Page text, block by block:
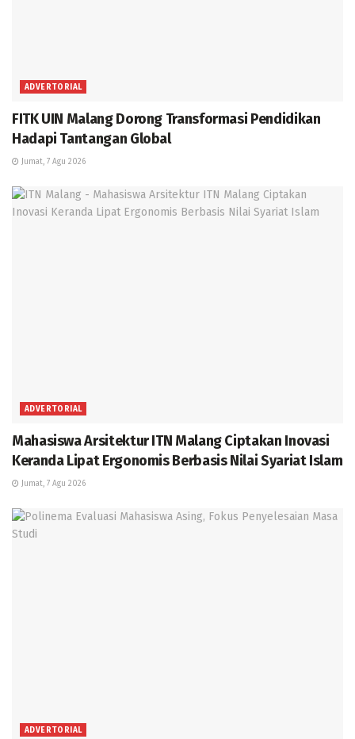
ADVERTORIAL
FITK UIN Malang Dorong Transformasi Pendidikan
Hadapi Tantangan Global
Jumat, 7 Agu 2026
ADVERTORIAL
Mahasiswa Arsitektur ITN Malang Ciptakan Inovasi
Keranda Lipat Ergonomis Berbasis Nilai Syariat Islam
Jumat, 7 Agu 2026
ADVERTORIAL